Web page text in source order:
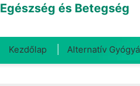
Egészség és Betegség
Kezdőlap Alternatív